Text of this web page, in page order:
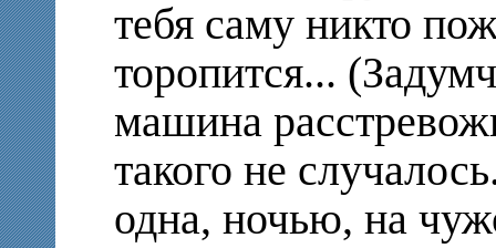
тебя саму никто
торопится...
машина
такого не
одна, ночью, на